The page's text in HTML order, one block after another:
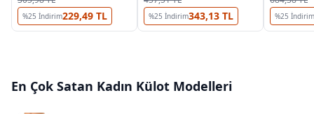
%25 İndirim229,49 TL %25 İndirim343,13 TL %25 İndirim
En Çok Satan Kadın Külot Modelleri